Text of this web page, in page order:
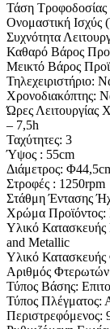
Τάση
Ονομαστική Ισχύς
Συχνότητα
Καθαρό Βάρος
Μεικτό Βάρος
Τηλεχειριστήριο:
Χρονοδιακόπτης:
Ώρες Λειτουργίας
– 7,5h
Ταχύτητες: 3
Ύψος : 55cm
Διάμετρος:
Στροφές : 1250rpm
Στάθμη Έντασης
Χρώμα
Υλικό Κατασκευής
and Metallic
Υλικό
Αριθμός
Τύπος Βάσης:
Τύπος Πλέγματος:
Περιστρεφόμενος: